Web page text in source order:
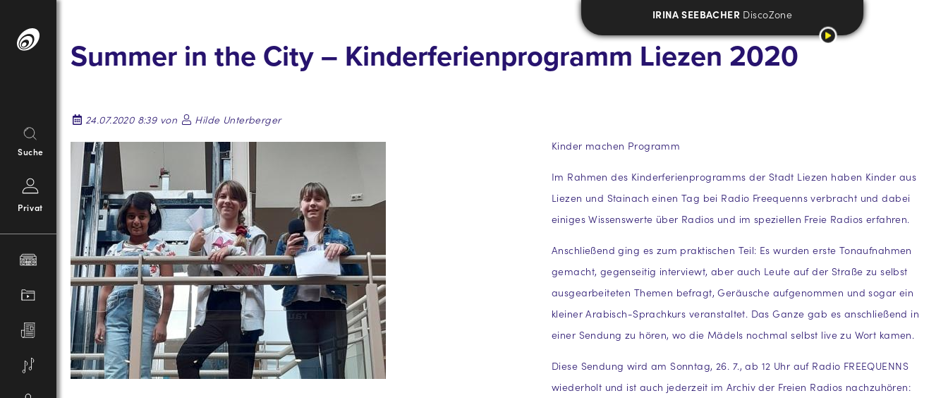
Inhalt
Suche
Privat
IRINA SEEBACHER DiscoZone
Summer in the City – Kinderferienprogramm Liezen 2020
24.07.2020 8:39 von
Hilde Unterberger
Kinder machen Programm
Im Rahmen des Kinderferienprogramms der Stadt Liezen haben Kinder aus
Liezen und Stainach einen Tag bei Radio Freequenns verbracht und dabei
einiges Wissenswerte über Radios und im speziellen Freie Radios erfahren.
Anschließend ging es zum praktischen Teil: Es wurden erste Tonaufnahmen
gemacht, gegenseitig interviewt, aber auch Leute auf der Straße zu selbst
ausgearbeiteten Themen befragt, Geräusche aufgenommen und sogar ein
kleiner Arabisch-Sprachkurs veranstaltet. Das Ganze gab es anschließend in
einer Sendung zu hören, wo die Mädels nochmal selbst live zu Wort kamen.
Diese Sendung wird am Sonntag, 26. 7., ab 12 Uhr auf Radio FREEQUENNS
wiederholt und ist auch jederzeit im Archiv der Freien Radios nachzuhören: